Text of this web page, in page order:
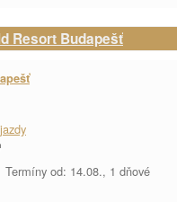
Resort Budapešť
Termíny od: 14.08., 1 dňové